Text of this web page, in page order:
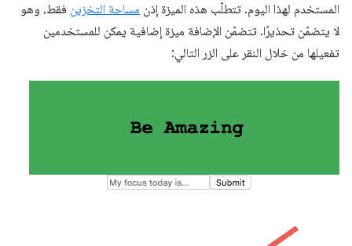
المستخدم لهذا اليوم. تتطلّب هذه الميزة إذن مساحة التخزين فقط، وهو
لا يتضمّن تحذيرًا. تتضمّن الإضافة ميزة إضافية يمكن للمستخدمين
تفعيلها من خلال النقر على الزر التالي: